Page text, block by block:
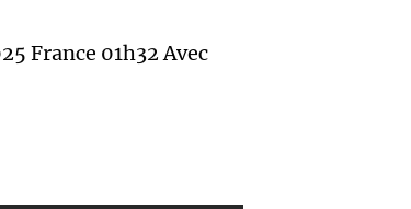
France 01h32 Avec